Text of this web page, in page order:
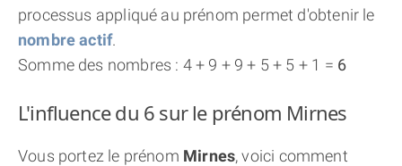
processus appliqué au prénom permet d'obtenir le
nombre actif.
Somme des nombres : 4 + 9 + 9 + 5 + 5 + 1 = 6
L'influence du 6 sur le prénom Mirnes
Vous portez le prénom Mirnes, voici comment